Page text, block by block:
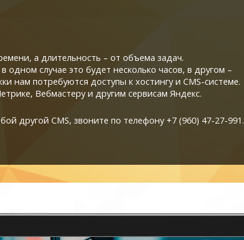
а длительность – от объема задач.
случае это будет несколько часов, в другом –
нам потребуются доступы к хостингу и CMS-системе.
Вебмастеру и другим сервисам Яндекс.
другой CMS, звоните по телефону +7 (960) 47-27-991.